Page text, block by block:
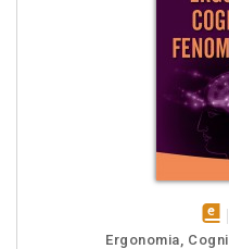
Ergonomia,